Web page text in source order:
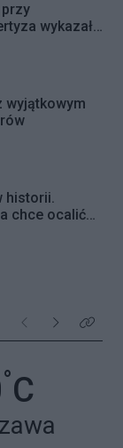
wykazała
wyjątkowym
historii.
chce ocalić
strajku
Poprzednie
NastępneKliknij
°C